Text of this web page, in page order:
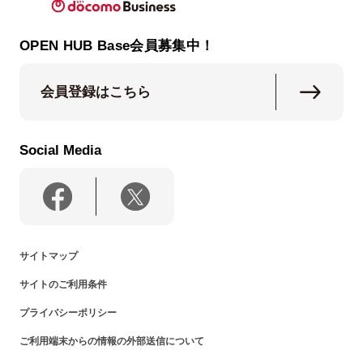
OPEN HUB Base会員募集中！
会員登録はこちら
Social Media
サイトマップ
サイトのご利用条件
プライバシーポリシー
ご利用端末からの情報の外部送信について